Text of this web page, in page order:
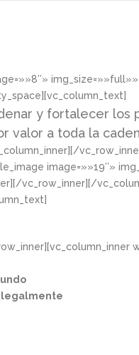
y fortalecer los
valor a toda la
image=»»19″»
vc_row_inner][/
legalmente​